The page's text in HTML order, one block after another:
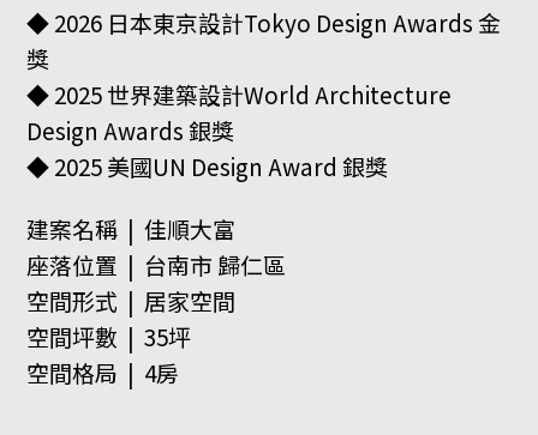
◆ 2026 日本東京設計Tokyo Design Awards 金
獎
◆ 2025 世界建築設計World Architecture
Design Awards 銀獎
◆ 2025 美國UN Design Award 銀獎
建案名稱 | 佳順大富
座落位置 | 台南市 歸仁區
空間形式 | 居家空間
空間坪數 | 35坪
空間格局 | 4房